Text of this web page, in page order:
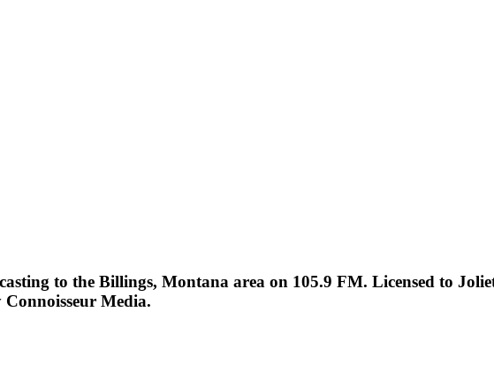
to the Billings, Montana area on 105.9 FM. Licensed to
Media.